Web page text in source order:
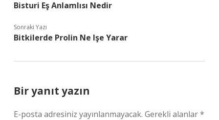
Bisturi Eş Anlamlısı Nedir
Sonraki Yazı
Bitkilerde Prolin Ne Işe Yarar
Bir yanıt yazın
E-posta adresiniz yayınlanmayacak. Gerekli alanlar*